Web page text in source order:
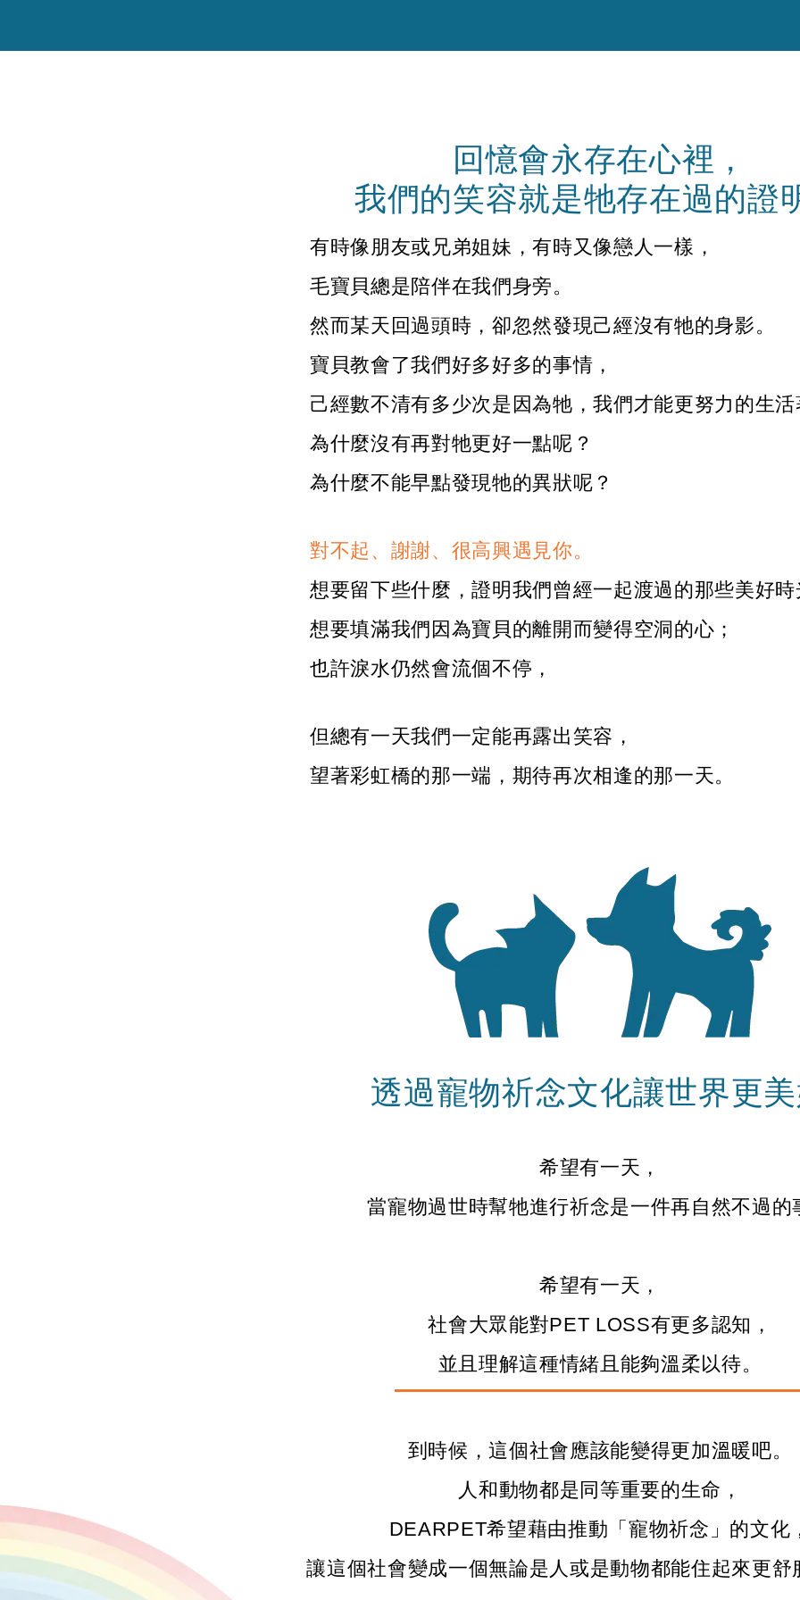
回憶會永存在心裡，
我們的笑容就是牠存在過的證
有時像朋友或兄弟姐妹，有時又像戀人一樣，
毛寶貝總是陪伴在我們身旁。
然而某天回過頭時，卻忽然發現己經沒有牠的身影。
寶貝教會了我們好多好多的事情，
己經數不清有多少次是因為牠，我們才能更努力的生
為什麼沒有再對牠更好一點呢？
為什麼不能早點發現牠的異狀呢？
對不起、謝謝、很高興遇見你。
想要留下些什麼，證明我們曾經一起渡過的那些美好
想要填滿我們因為寶貝的離開而變得空洞的心；
也許淚水仍然會流個不停，
但總有一天我們一定能再露出笑容，
望著彩虹橋的那一端，期待再次相逢的那一天。
透過寵物祈念文化讓世界更
希望有一天，
當寵物過世時幫牠進行祈念是一件再自然不過的
希望有一天，
社會大眾能對PET LOSS有更多認知，
並且理解這種情緒且能夠溫柔以待。
到時候，這個社會應該能變得更加溫暖吧。
人和動物都是同等重要的生命，
DEARPET希望藉由推動「寵物祈念」的文化
讓這個社會變成一個無論是人或是動物都能住起來更舒